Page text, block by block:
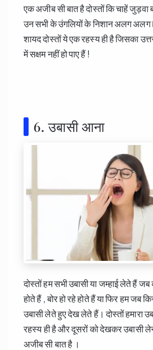
एक अजीब सी बात है दोस्तों कि चाहें जुड़वा
उन सभी के उंगलियों के निशान अलग अलग
शायद दोस्तों ये एक रहस्य ही है जिसका
में सक्षम नहीं हो पाए हैं !
6. उबासी आना
दोस्तों हम सभी उबासी या जम्हाई लेते हैं
होते हैं , बोर हो रहे होते हैं या फिर हम जब
उबासी लेते हुए देख लेते हैं। दोस्तों हमारा
रहस्य ही है और दूसरों को देखकर उबासी
अजीब सी बात है ।